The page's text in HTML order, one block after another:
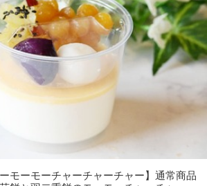
モーモーチャーチャーチャー】通常商品